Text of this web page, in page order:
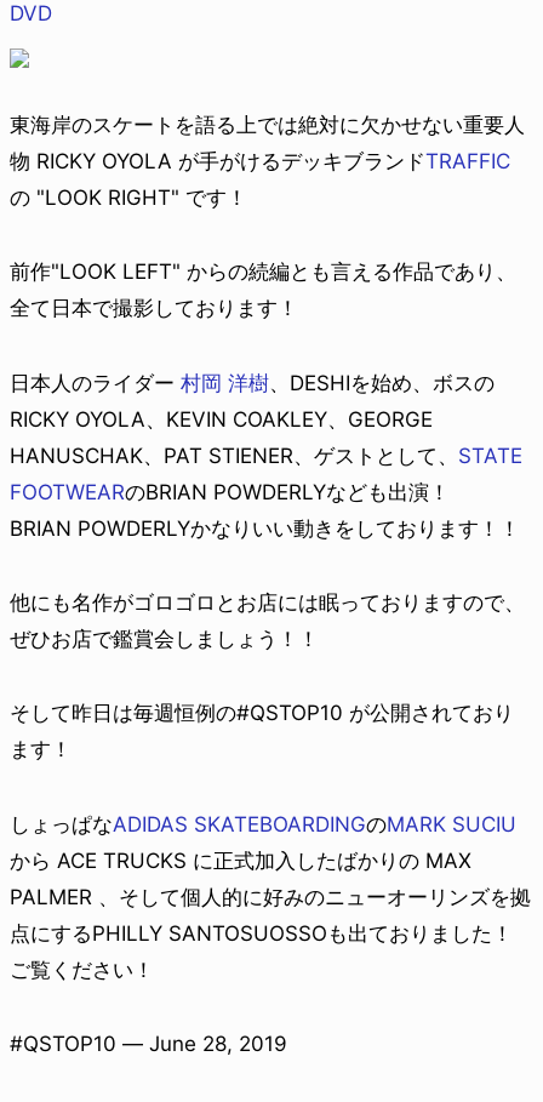
DVD
東海岸のスケートを語る上では絶対に欠かせない重要人
物 RICKY OYOLA が手がけるデッキブランドTRAFFIC
の "LOOK RIGHT" です！
前作"LOOK LEFT" からの続編とも言える作品であり、
全て日本で撮影しております！
日本人のライダー 村岡 洋樹、DESHIを始め、ボスの
RICKY OYOLA、KEVIN COAKLEY、GEORGE
HANUSCHAK、PAT STIENER、ゲストとして、 STATE
FOOTWEARのBRIAN POWDERLYなども出演！
BRIAN POWDERLYかなりいい動きをしております！！
他にも名作がゴロゴロとお店には眠っておりますので、
ぜひお店で鑑賞会しましょう！！
そして昨日は毎週恒例の#QSTOP10 が公開されており
ます！
しょっぱなADIDAS SKATEBOARDINGのMARK SUCIU
から ACE TRUCKS に正式加入したばかりの MAX
PALMER 、そして個人的に好みのニューオーリンズを拠
点にするPHILLY SANTOSUOSSOも出ておりました！
ご覧ください！
#QSTOP10 — June 28, 2019